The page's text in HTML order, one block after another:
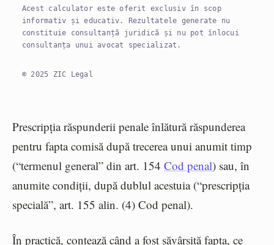
Acest calculator este oferit exclusiv în scop
informativ și educativ. Rezultatele generate nu
constituie consultanță juridică și nu pot înlocui
consultanța unui avocat specializat.
© 2025 ZIC Legal
Prescripția răspunderii penale înlătură răspunderea
pentru fapta comisă după trecerea unui anumit timp
(“termenul general” din art. 154 Cod penal) sau, în
anumite condiții, după dublul acestuia (“prescripția
specială”, art. 155 alin. (4) Cod penal).
În practică, contează când a fost săvârșită fapta, ce